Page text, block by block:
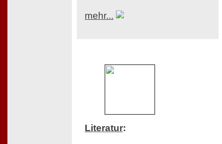
mehr...
Literatur: